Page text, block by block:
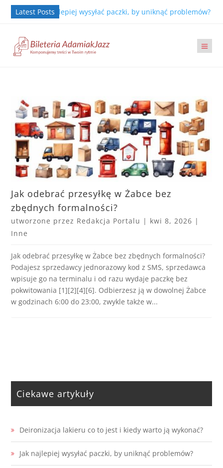
Latest Posts
Jak najlepiej wysyłać paczki, by uniknąć problemów?
Jak odebrać przesyłkę w Żabce bez
zbędnych formalności?
utworzone przez Redakcja Portalu | kwi 8, 2026 |
Inne
Jak odebrać przesyłkę w Żabce bez zbędnych formalności?
Podajesz sprzedawcy jednorazowy kod z SMS, sprzedawca
wpisuje go na terminalu i od razu wydaje paczkę bez
pokwitowania [1][2][4][6]. Odbierzesz ją w dowolnej Żabce
w godzinach 6:00 do 23:00, zwykle także w...
Ciekawe artykuły
Deironizacja lakieru co to jest i kiedy warto ją wykonać?
Jak najlepiej wysyłać paczki, by uniknąć problemów?